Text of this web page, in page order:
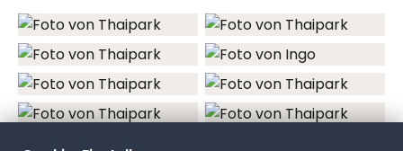
Fleisch oder Meeresfrüchten. Mild und
aromatisch.
8924